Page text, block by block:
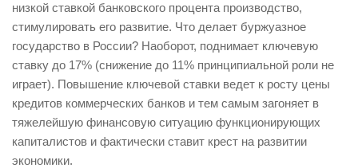
низкой ставкой банковского процента производство,
стимулировать его развитие. Что делает буржуазное
государство в России? Наоборот, поднимает ключевую
ставку до 17% (снижение до 11% принципиальной роли не
играет). Повышение ключевой ставки ведет к росту цены
кредитов коммерческих банков и тем самым загоняет в
тяжелейшую финансовую ситуацию функционирующих
капиталистов и фактически ставит крест на развитии
экономики.